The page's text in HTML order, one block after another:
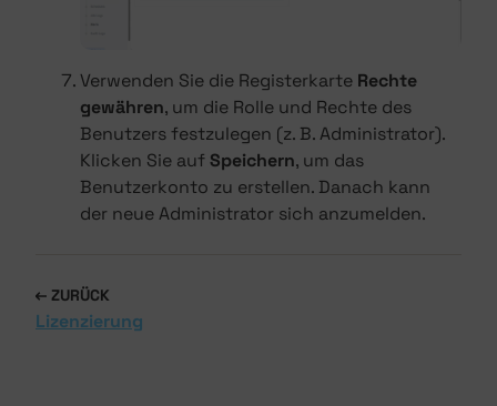
Verwenden Sie die Registerkarte Rechte
gewähren, um die Rolle und Rechte des
Benutzers festzulegen (z. B. Administrator).
Klicken Sie aufSpeichern, um das
Benutzerkonto zu erstellen. Danach kann
der neue Administrator sich anzumelden.
ZURÜCK
Lizenzierung